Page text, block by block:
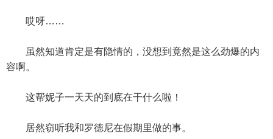
哎呀……
虽然知道肯定是有隐情的，没想到竟然是这么劲爆的内
容啊。
这帮妮子一天天的到底在干什么啦！
居然窃听我和罗德尼在假期里做的事。